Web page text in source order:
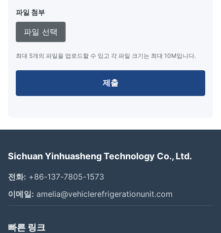
파일 첨부
파일 선택
최대 5개의 파일을 업로드할 수 있고 각 파일 크기는 최대 10M입니다.
제출
Sichuan Yinhuasheng Technology Co., Ltd.
전화: +86-137-7805-1573
이메일: amelia@vehiclerefrigerationunit.com
빠른 링크